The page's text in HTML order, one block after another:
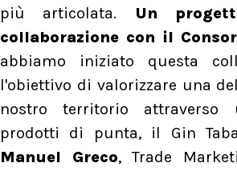
più articolata. Un
collaborazione con il
abbiamo iniziato questa
l'obiettivo di valorizzare una
nostro territorio
prodotti di punta, il Gin
Manuel Greco, Trade